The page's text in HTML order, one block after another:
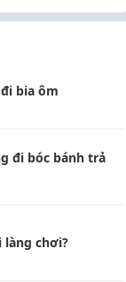
bia ôm
đi bóc bánh trả
làng chơi?